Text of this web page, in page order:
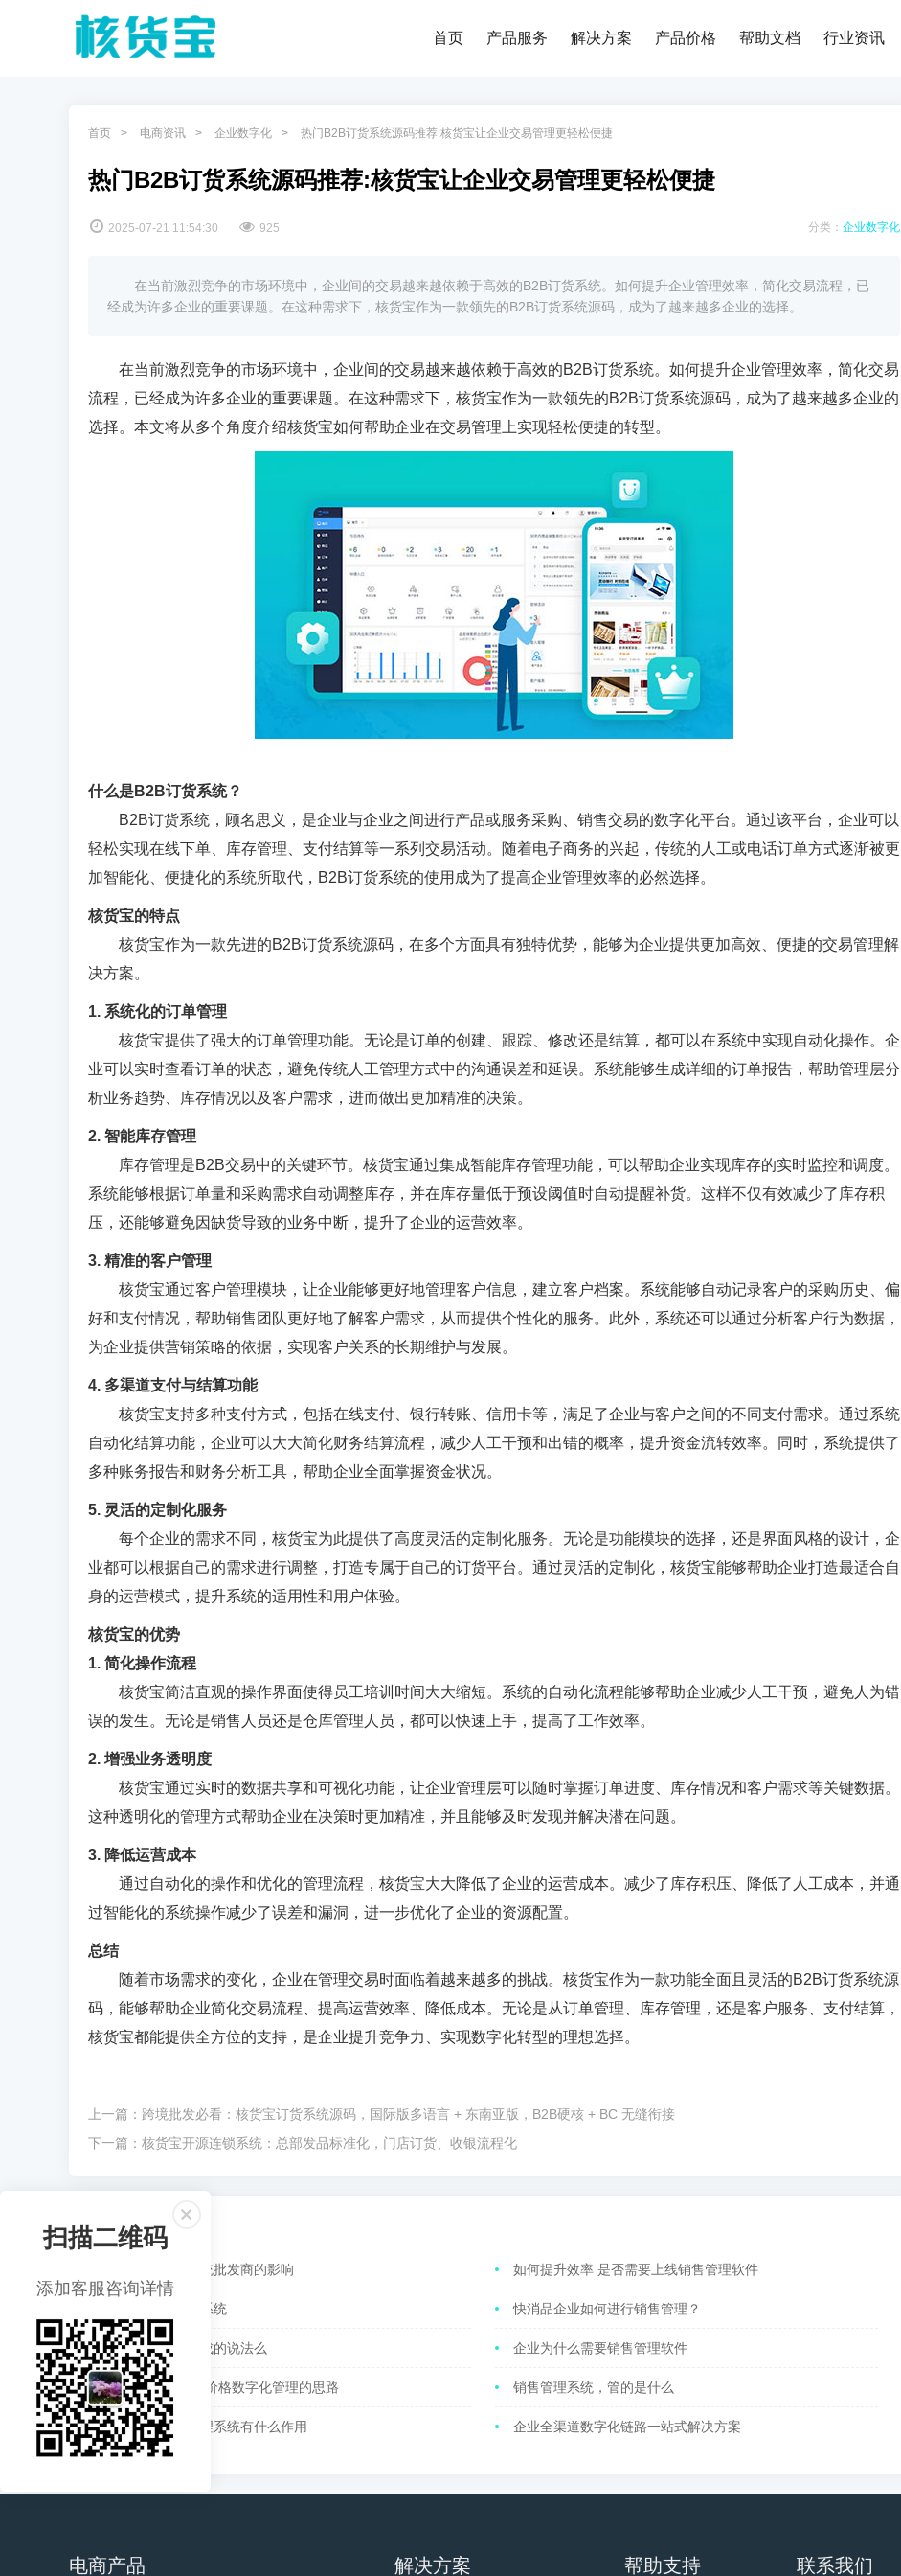
首页 产品服务 解决方案 产品价格 帮助文档 行业资讯
首页 电商资讯 企业数字化 热门B2B订货系统源码推荐:核货宝让企业交易管理更轻松便捷
热门B2B订货系统源码推荐:核货宝让企业交易管理更轻松便捷
2025-07-21 11:54:30 925 分类： 企业数字化
在当前激烈竞争的市场环境中，企业间的交易越来越依赖于高效的B2B订货系统。如何提升企业管理效率，简化交易流程，已
经成为许多企业的重要课题。在这种需求下，核货宝作为一款领先的B2B订货系统源码，成为了越来越多企业的选择。
在当前激烈竞争的市场环境中，企业间的交易越来越依赖于高效的B2B订货系统。如何提升企业管理效率，简化交易
流程，已经成为许多企业的重要课题。在这种需求下，核货宝作为一款领先的B2B订货系统源码，成为了越来越多企业的
选择。本文将从多个角度介绍核货宝如何帮助企业在交易管理上实现轻松便捷的转型。
什么是B2B订货系统？
B2B订货系统，顾名思义，是企业与企业之间进行产品或服务采购、销售交易的数字化平台。通过该平台，企业可以
轻松实现在线下单、库存管理、支付结算等一系列交易活动。随着电子商务的兴起，传统的人工或电话订单方式逐渐被更
加智能化、便捷化的系统所取代，B2B订货系统的使用成为了提高企业管理效率的必然选择。
核货宝的特点
核货宝作为一款先进的B2B订货系统源码，在多个方面具有独特优势，能够为企业提供更加高效、便捷的交易管理解
决方案。
1. 系统化的订单管理
核货宝提供了强大的订单管理功能。无论是订单的创建、跟踪、修改还是结算，都可以在系统中实现自动化操作。企
业可以实时查看订单的状态，避免传统人工管理方式中的沟通误差和延误。系统能够生成详细的订单报告，帮助管理层分
析业务趋势、库存情况以及客户需求，进而做出更加精准的决策。
2. 智能库存管理
库存管理是B2B交易中的关键环节。核货宝通过集成智能库存管理功能，可以帮助企业实现库存的实时监控和调度。
系统能够根据订单量和采购需求自动调整库存，并在库存量低于预设阈值时自动提醒补货。这样不仅有效减少了库存积
压，还能够避免因缺货导致的业务中断，提升了企业的运营效率。
3. 精准的客户管理
核货宝通过客户管理模块，让企业能够更好地管理客户信息，建立客户档案。系统能够自动记录客户的采购历史、偏
好和支付情况，帮助销售团队更好地了解客户需求，从而提供个性化的服务。此外，系统还可以通过分析客户行为数据，
为企业提供营销策略的依据，实现客户关系的长期维护与发展。
4. 多渠道支付与结算功能
核货宝支持多种支付方式，包括在线支付、银行转账、信用卡等，满足了企业与客户之间的不同支付需求。通过系统
自动化结算功能，企业可以大大简化财务结算流程，减少人工干预和出错的概率，提升资金流转效率。同时，系统提供了
多种账务报告和财务分析工具，帮助企业全面掌握资金状况。
5. 灵活的定制化服务
每个企业的需求不同，核货宝为此提供了高度灵活的定制化服务。无论是功能模块的选择，还是界面风格的设计，企
业都可以根据自己的需求进行调整，打造专属于自己的订货平台。通过灵活的定制化，核货宝能够帮助企业打造最适合自
身的运营模式，提升系统的适用性和用户体验。
核货宝的优势
1. 简化操作流程
核货宝简洁直观的操作界面使得员工培训时间大大缩短。系统的自动化流程能够帮助企业减少人工干预，避免人为错
误的发生。无论是销售人员还是仓库管理人员，都可以快速上手，提高了工作效率。
2. 增强业务透明度
核货宝通过实时的数据共享和可视化功能，让企业管理层可以随时掌握订单进度、库存情况和客户需求等关键数据。
这种透明化的管理方式帮助企业在决策时更加精准，并且能够及时发现并解决潜在问题。
3. 降低运营成本
通过自动化的操作和优化的管理流程，核货宝大大降低了企业的运营成本。减少了库存积压、降低了人工成本，并通
过智能化的系统操作减少了误差和漏洞，进一步优化了企业的资源配置。
总结
随着市场需求的变化，企业在管理交易时面临着越来越多的挑战。核货宝作为一款功能全面且灵活的B2B订货系统源
码，能够帮助企业简化交易流程、提高运营效率、降低成本。无论是从订单管理、库存管理，还是客户服务、支付结算，
核货宝都能提供全方位的支持，是企业提升竞争力、实现数字化转型的理想选择。
上一篇： 跨境批发必看：核货宝订货系统源码，国际版多语言 + 东南亚版，B2B硬核 + BC 无缝衔接​
下一篇： 核货宝开源连锁系统：总部发品标准化，门店订货、收银流程化
推荐阅读
数字化订货对传统批发商的影响
核货宝订货管理系统
数字化转型有完成的说法么
渠道管理-经销商价格数字化管理的思路
核货宝：订货管理系统有什么作用
如何提升效率 是否需要上线销售管理软件
快消品企业如何进行销售管理？
企业为什么需要销售管理软件
销售管理系统，管的是什么
企业全渠道数字化链路一站式解决方案
扫描二维码
添加客服咨询详情
电商产品 解决方案 帮助支持 联系我们